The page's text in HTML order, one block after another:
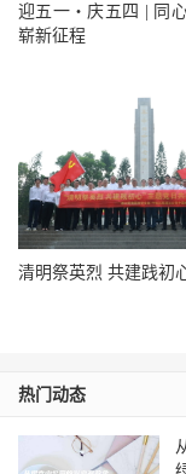
迎五一・庆五四 | 同
崭新征程
清明祭英烈 共建践初
热门动态